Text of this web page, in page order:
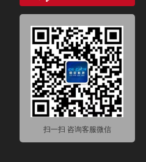
扫一扫 咨询客服微信